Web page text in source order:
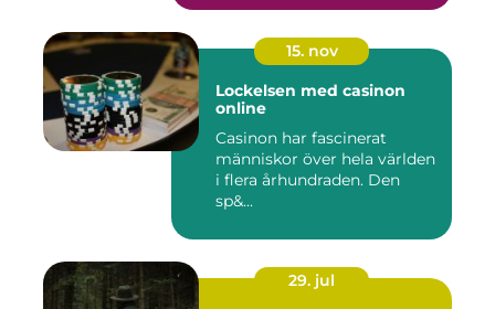
15. nov
Lockelsen med casinon
online
Casinon har fascinerat
människor över hela världen
i flera århundraden. Den
sp&...
29. jul